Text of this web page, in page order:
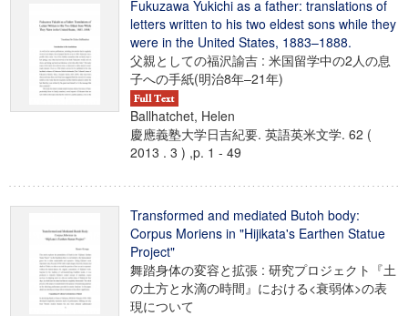
Fukuzawa Yukichi as a father: translations of
letters written to his two eldest sons while they
were in the United States, 1883–1888.
父親としての福沢諭吉 : 米国留学中の2人の息
子への手紙(明治8年–21年)
Ballhatchet, Helen
慶應義塾大学日吉紀要. 英語英米文学. 62 (
2013 . 3 ) ,p. 1 - 49
Transformed and mediated Butoh body:
Corpus Moriens in "Hijikata's Earthen Statue
Project"
舞踏身体の変容と拡張 : 研究プロジェクト『土
の土方と水滴の時間』における<衰弱体>の表
現について